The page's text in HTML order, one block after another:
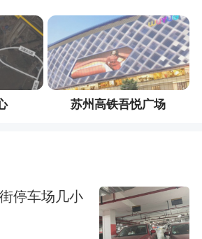
苏州高铁吾悦广场
停车场几小